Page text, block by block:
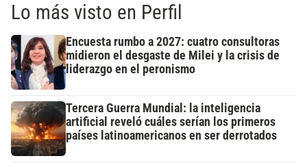
Lo más visto en Perfil
Encuesta rumbo a 2027: cuatro consultoras
midieron el desgaste de Milei y la crisis de
liderazgo en el peronismo
Tercera Guerra Mundial: la inteligencia
artificial reveló cuáles serían los primeros
países latinoamericanos en ser derrotados